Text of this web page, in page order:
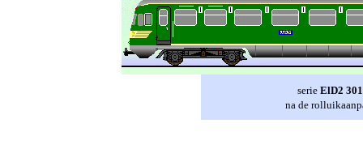
serie ElD2
na de